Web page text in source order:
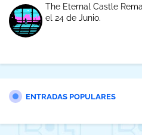
The Eternal Castle
el 24 de Junio.
ENTRADAS POPULARES